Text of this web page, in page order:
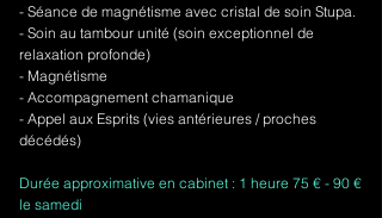
- Séance de magnétisme avec cristal de soin Stupa.
- Soin au tambour unité (soin exceptionnel de
relaxation profonde)
- Magnétisme
- Accompagnement chamanique
- Appel aux Esprits (vies antérieures / proches
décédés)
Durée approximative en cabinet : 1 heure 75 € - 90 €
le samedi